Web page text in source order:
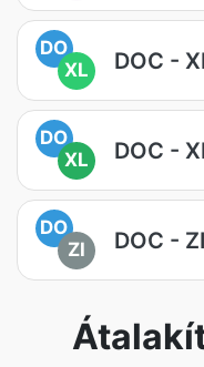
DO
XL
DOC -
DO
XL
DOC -
DO
ZI
DOC -